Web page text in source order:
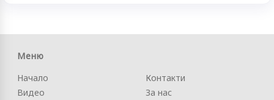
Меню
Начало
Видео
Контакти
За нас